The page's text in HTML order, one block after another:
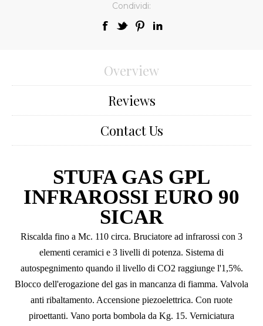
Condividi:
Overview
Reviews
Contact Us
STUFA GAS GPL
INFRAROSSI EURO 90
SICAR
Riscalda fino a Mc. 110 circa. Bruciatore ad infrarossi con 3
elementi ceramici e 3 livelli di potenza. Sistema di
autospegnimento quando il livello di CO2 raggiunge l'1,5%.
Blocco dell'erogazione del gas in mancanza di fiamma. Valvola
anti ribaltamento. Accensione piezoelettrica. Con ruote
piroettanti. Vano porta bombola da Kg. 15. Verniciatura